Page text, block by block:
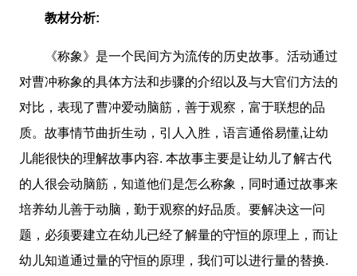
教材分析:
《称象》是一个民间方为流传的历史故事。活动通过
对曹冲称象的具体方法和步骤的介绍以及与大官们方法的
对比，表现了曹冲爱动脑筋，善于观察，富于联想的品
质。故事情节曲折生动，引人入胜，语言通俗易懂,让幼
儿能很快的理解故事内容. 本故事主要是让幼儿了解古代
的人很会动脑筋，知道他们是怎么称象，同时通过故事来
培养幼儿善于动脑，勤于观察的好品质。要解决这一问
题，必须要建立在幼儿已经了解量的守恒的原理上，而让
幼儿知道通过量的守恒的原理，我们可以进行量的替换.